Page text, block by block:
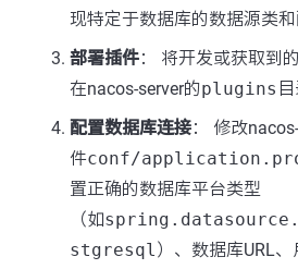
现特定于数据库的数据源类和
部署插件： 将开发或获取到
在nacos-server的plugins
配置数据库连接： 修改
件conf/
置正确的数据库平台类型
（如
stgresql）、数据库URL